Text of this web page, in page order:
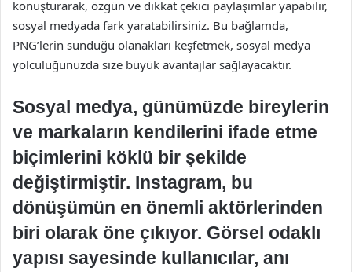
konuşturarak, özgün ve dikkat çekici paylaşımlar yapabilir,
sosyal medyada fark yaratabilirsiniz. Bu bağlamda,
PNG’lerin sunduğu olanakları keşfetmek, sosyal medya
yolculuğunuzda size büyük avantajlar sağlayacaktır.
Sosyal medya, günümüzde bireylerin
ve markaların kendilerini ifade etme
biçimlerini köklü bir şekilde
değiştirmiştir. Instagram, bu
dönüşümün en önemli aktörlerinden
biri olarak öne çıkıyor. Görsel odaklı
yapısı sayesinde kullanıcılar, anı